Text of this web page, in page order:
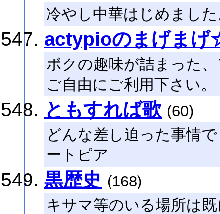
冷やし中華はじめまし
actypioのまげまげ
ボクの趣味が詰まった
ご自由にご利用下さい。
ともすれば歌 (60)
どんな差し迫った事情
ートピア
黒歴史 (168)
キサマ等のいる場所は